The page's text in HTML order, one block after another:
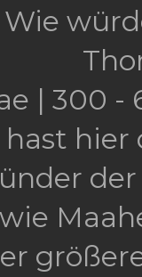
| 300 -
hast hier
der